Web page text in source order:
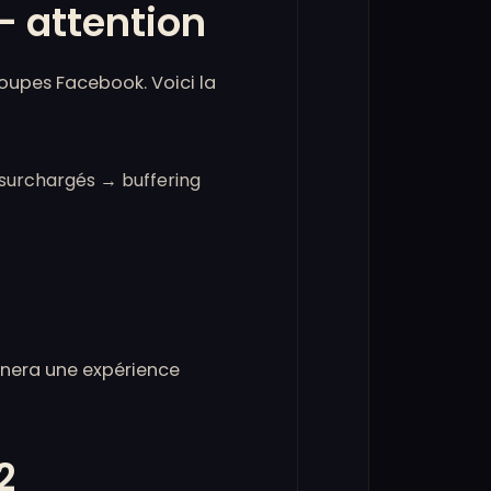
attention
Facebook. Voici la
→ buffering
une expérience